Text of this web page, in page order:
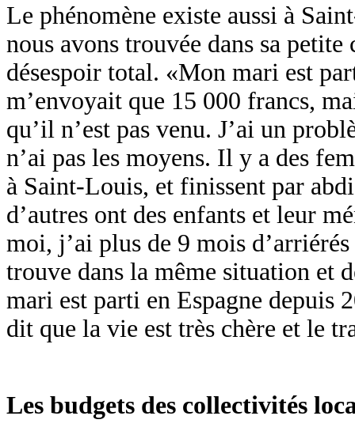
Le phénomène existe aussi à
nous avons trouvée dans sa
désespoir total. «Mon mari est
m’envoyait que 15 000 francs,
qu’il n’est pas venu. J’ai un
n’ai pas les moyens. Il y a des
à Saint-Louis, et finissent par
d’autres ont des enfants et leur
moi, j’ai plus de 9 mois
trouve dans la même situation et
mari est parti en Espagne depuis
dit que la vie est très chère et le
Les budgets des collectivités